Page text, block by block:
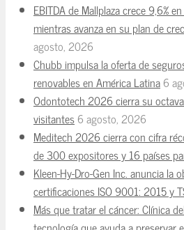
EBITDA de Mallplaza crece 9,6%
mientras avanza en su plan de
agosto, 2026
Chubb impulsa la oferta de
renovables en América Latina6
Odontotech 2026 cierra su
visitantes6 agosto, 2026
Meditech 2026 cierra con cifra
de 300 expositores y 16 países
Kleen-Hy-Dro-Gen Inc. anuncia la
certificaciones ISO 9001: 2015 y
Más que tratar el cáncer: Clínica